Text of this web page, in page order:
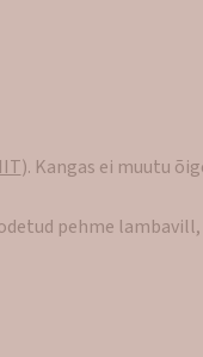
). Kangas ei muutu
pehme lambavill,